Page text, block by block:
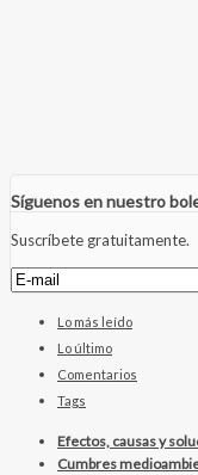
Síguenos en nuestro
Suscríbete gratuitamente.
Lo más leído
Lo último
Comentarios
Tags
Efectos, causas y
Cumbres